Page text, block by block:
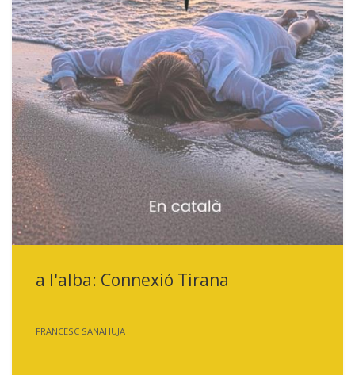
a l'alba: Connexió Tirana
FRANCESC SANAHUJA